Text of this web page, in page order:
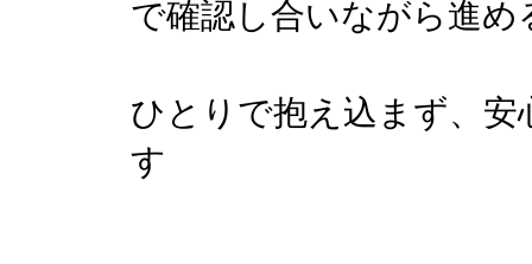
で確認し合いながら進め
ひとりで抱え込まず、
す